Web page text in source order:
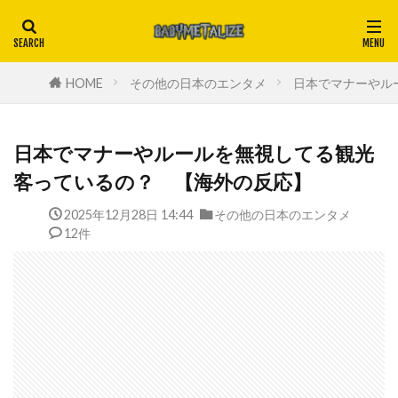
HOME その他の日本のエンタメ 日本でマナーや
日本でマナーやルールを無視してる観光
客っているの？ 【海外の反応】
2025年12月28日 14:44
その他の日本のエンタメ
12件